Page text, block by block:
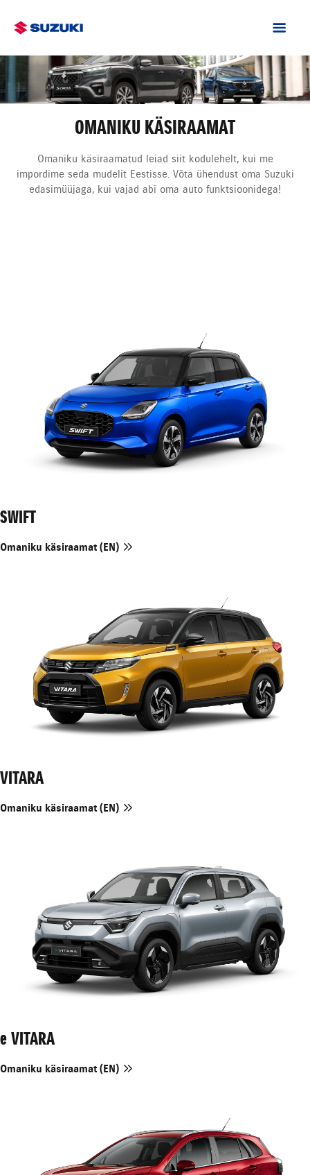
OMANIKU KÄSIRAAMAT
Omaniku käsiraamatud leiad siit kodulehelt, kui me
impordime seda mudelit Eestisse. Võta ühendust oma Suzuki
edasimüüjaga, kui vajad abi oma auto funktsioonidega!
SWIFT
Omaniku käsiraamat (EN)
VITARA
Omaniku käsiraamat (EN)
e VITARA
Omaniku käsiraamat (EN)